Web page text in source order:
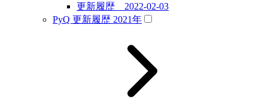
更新履歴 2022-02-03
PyQ 更新履歴 2021年